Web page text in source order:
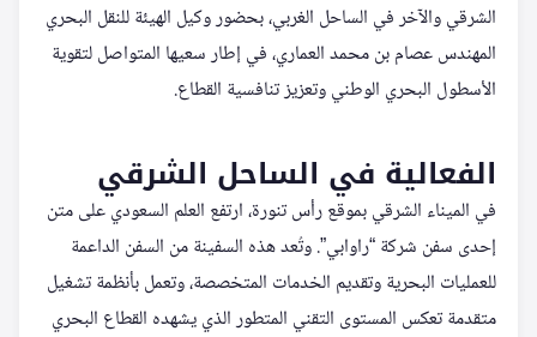
الشرقي والآخر في الساحل الغربي، بحضور وكيل الهيئة للنقل البحري
المهندس عصام بن محمد العماري، في إطار سعيها المتواصل لتقوية
الأسطول البحري الوطني وتعزيز تنافسية القطاع.
الفعالية في الساحل الشرقي
في الميناء الشرقي بموقع رأس تنورة، ارتفع العلم السعودي على متن
إحدى سفن شركة “راوابي”. وتُعد هذه السفينة من السفن الداعمة
للعمليات البحرية وتقديم الخدمات المتخصصة، وتعمل بأنظمة تشغيل
متقدمة تعكس المستوى التقني المتطور الذي يشهده القطاع البحري